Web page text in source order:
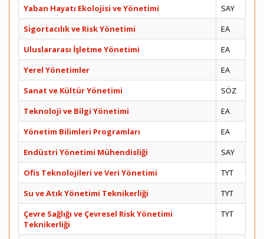
Yaban Hayatı Ekolojisi ve Yönetimi
SAY
Sigortacılık ve Risk Yönetimi
EA
Uluslararası İşletme Yönetimi
EA
Yerel Yönetimler
EA
Sanat ve Kültür Yönetimi
SÖZ
Teknoloji ve Bilgi Yönetimi
EA
Yönetim Bilimleri Programları
EA
Endüstri Yönetimi Mühendisliği
SAY
Ofis Teknolojileri ve Veri Yönetimi
TYT
Su ve Atık Yönetimi Teknikerliği
TYT
Çevre Sağlığı ve Çevresel Risk Yönetimi
Teknikerliği
TYT